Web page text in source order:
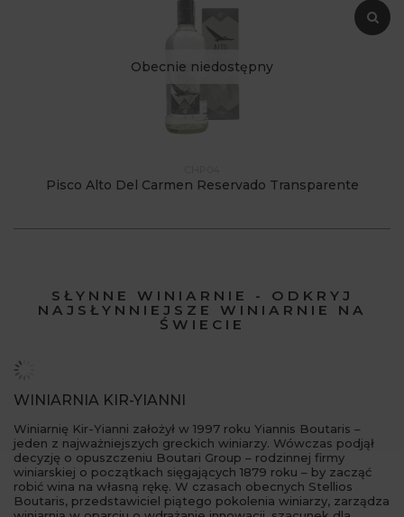
Obecnie niedostępny
Pisco Alto Del Carmen Reservado Transparente
SŁYNNE WINIARNIE - ODKRYJ
NAJSŁYNNIEJSZE WINIARNIE NA
ŚWIECIE
WINIARNIA KIR-YIANNI
Winiarnię Kir-Yianni założył w 1997 roku Yiannis Boutaris –
jeden z najważniejszych greckich winiarzy. Wówczas podjął
decyzję o opuszczeniu Boutari Group – rodzinnej firmy
winiarskiej o początkach sięgających 1879 roku – by zacząć
robić wina na własną rękę. W czasach obecnych Stellios
Boutaris, przedstawiciel piątego pokolenia winiarzy, zarządza